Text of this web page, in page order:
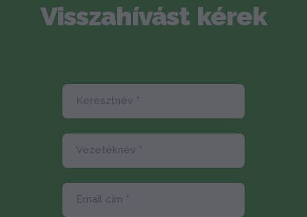
Visszahívást kérek
Keresztnév *
Vezetéknév *
Email cím *